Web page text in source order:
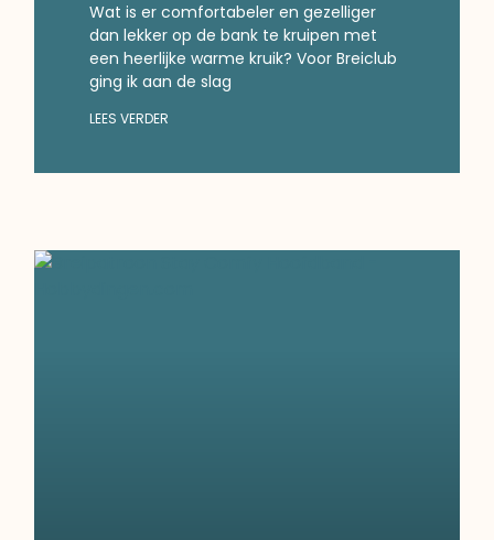
Wat is er comfortabeler en gezelliger
dan lekker op de bank te kruipen met
een heerlijke warme kruik? Voor Breiclub
ging ik aan de slag
LEES VERDER